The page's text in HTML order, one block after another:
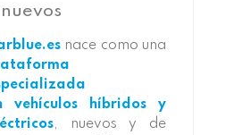
nace como una
vehículos híbridos y
, nuevos y de